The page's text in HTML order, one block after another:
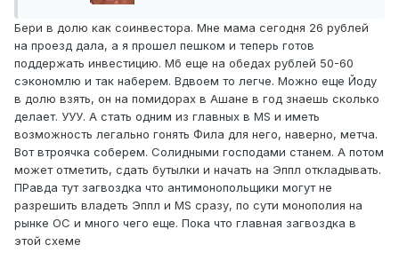
Бери в долю как соинвестора. Мне мама сегодня 26 рублей
на проезд дала, а я прошел пешком и теперь готов
поддержать инвестицию. Мб еще на обедах рублей 50-60
сэкономлю и так наберем. Вдвоем то легче. Можно еще Йоду
в долю взять, он на помидорах в Ашане в год знаешь сколько
делает. УУУ. А стать одним из главных в MS и иметь
возможность легально гонять Фила для него, наверно, метча.
Вот втроячка соберем. Солидными господами станем. А потом
может отметить, сдать бутылки и начать на Эппл откладывать.
ПРавда тут загвоздка что антимонопольщики могут не
разрешить владеть Эппл и MS сразу, по сути монополия на
рынке ОС и много чего еще. Пока что главная загвоздка в
этой схеме